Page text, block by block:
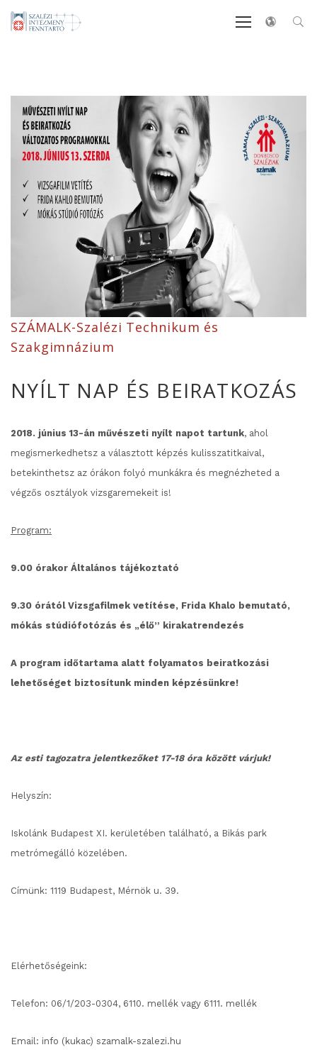
SZÁMALK-Szalézi Technikum és
Szakgimnázium
NYÍLT NAP ÉS BEIRATKOZÁS
2018. június 13-án művészeti nyílt napot tartunk, ahol
megismerkedhetsz a választott képzés kulisszatitkaival,
betekinthetsz az órákon folyó munkákra és megnézheted a
végzős osztályok vizsgaremekeit is!
Program:
9.00 órakor Általános tájékoztató
9.30 órától Vizsgafilmek vetítése, Frida Khalo bemutató,
mókás stúdiófotózás és „élő” kirakatrendezés
A program időtartama alatt folyamatos beiratkozási
lehetőséget biztosítunk minden képzésünkre!
Az esti tagozatra jelentkezőket 17-18 óra között várjuk!
Helyszín:
Iskolánk Budapest XI. kerületében található, a Bikás park
metrómegálló közelében.
Címünk: 1119 Budapest, Mérnök u. 39.
Elérhetőségeink:
Telefon: 06/1/203-0304, 6110. mellék vagy 6111. mellék
Email: info (kukac) szamalk-szalezi.hu